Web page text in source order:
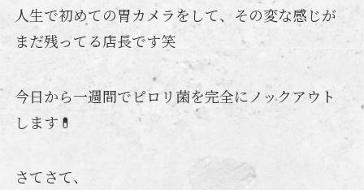
人生で初めての胃カメラをして、その変な感じが
まだ残ってる店長です笑
今日から一週間でピロリ菌を完全にノックアウト
します💊
さてさて、